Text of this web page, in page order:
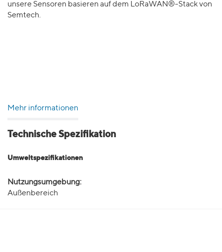
unsere Sensoren basieren auf dem LoRaWAN®-Stack von
Semtech.
Mehr informationen
Technische Spezifikation
Umweltspezifikationen
Nutzungsumgebung:
Außenbereich